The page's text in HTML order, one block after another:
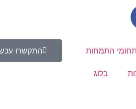
תחומי התמחות
בלוג
התקשרו